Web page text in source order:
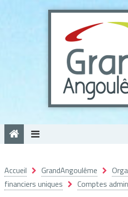
Accueil GrandAngoulême
financiers uniques
Comptes
Panneau de gestion des cookies